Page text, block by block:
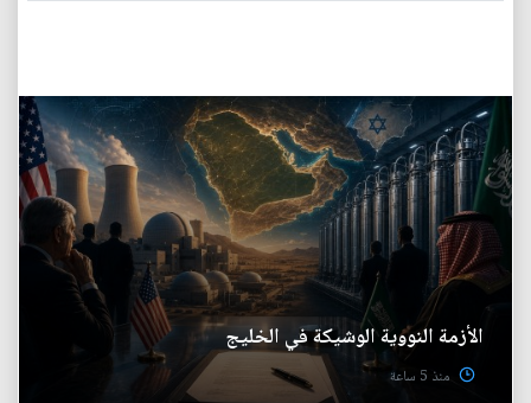
الأزمة النووية الوشيكة في الخليج
منذ 5 ساعة